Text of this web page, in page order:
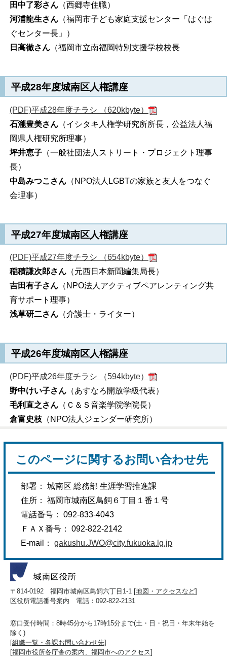
田中了彩さん（西郷寺住職）
河浦龍生さん（福岡市子ども家庭支援センター「はぐは
ぐセンター長」）
日高徹さん（福岡市立南福岡特別支援学校校長
平成28年度城南区人権講座
(PDF)平成28年度チラシ （620kbyte）
石瀧豊美さん（イシタキ人権学研究所所長，公益法人福
岡県人権研究所理事）
坪井恵子（一般社団法人ストリート・プロジェクト理事
長）
中島みつこさん（NPO法人LGBTの家族と友人をつなぐ
会理事）
平成27年度城南区人権講座
(PDF)平成27年度チラシ （654kbyte）
稲積謙次郎さん（元西日本新聞編集局長）
吉田有子さん（NPO法人アクティブペアレンティング共
育サポート理事）
浅草研二さん（介護士・ライター）
平成26年度城南区人権講座
(PDF)平成26年度チラシ （594kbyte）
野中けい子さん（あすなろ開放学級代表）
毛利直之さん（Ｃ＆Ｓ音楽学院学院長）
倉富史枝（NPO法人ジェンダー研究所）
このページに関するお問い合わせ先
部署： 城南区 総務部 生涯学習推進課
住所： 福岡市城南区鳥飼６丁目１番１号
電話番号： 092-833-4043
ＦＡＸ番号： 092-822-2142
E-mail：gakushu.JWO@city.fukuoka.lg.jp
〒814-0192 福岡市城南区鳥飼六丁目1-1 [地図・アクセスなど]
区役所電話番号案内 電話：092-822-2131
窓口受付時間：8時45分から17時15分まで(土・日・祝日・年末年始を
除く)
[組織一覧・各課お問い合わせ先]
[福岡市役所各庁舎の案内、福岡市へのアクセス]